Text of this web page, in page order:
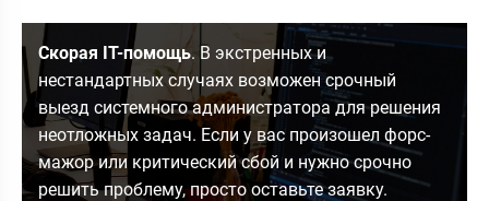
Скорая IT-помощь. В экстренных и
нестандартных случаях возможен срочный
выезд системного администратора для решения
неотложных задач. Если у вас произошел форс-
мажор или критический сбой и нужно срочно
решить проблему, просто оставьте заявку.